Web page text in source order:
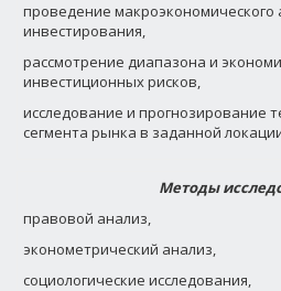
проведение макроэкономического
инвестирования,
рассмотрение диапазона и
инвестиционных рисков,
исследование и прогнозирование
сегмента рынка в заданной
Методы
правовой анализ,
эконометрический анализ,
социологические исследования,